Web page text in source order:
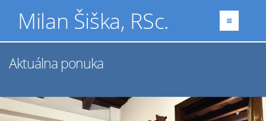
Milan Šiška, RSc.
Aktuálna ponuka